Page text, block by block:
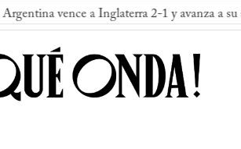
a Inglaterra 2-1 y avanza a su segunda